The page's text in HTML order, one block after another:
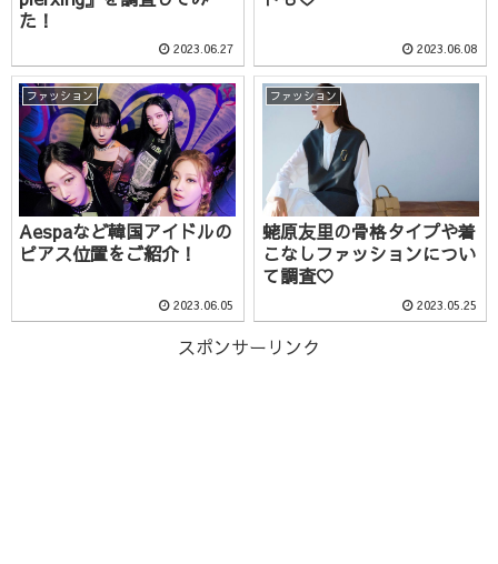
た！
2023.06.27 2023.06.08
ファッション
Aespaなど韓国アイドルの
ピアス位置をご紹介！
2023.06.05
ファッション
蛯原友里の骨格タイプや着
こなしファッションについ
て調査♡
2023.05.25
スポンサーリンク